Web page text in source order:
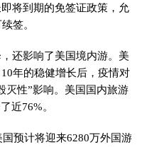
将到期的免签证政策，允
签。
还影响了美国境内游。美
年的稳健增长后，疫情对
灭性”影响。美国国内旅游
近76%。
预计将迎来6280万外国游